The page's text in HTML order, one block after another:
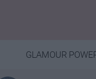
GLAMOUR